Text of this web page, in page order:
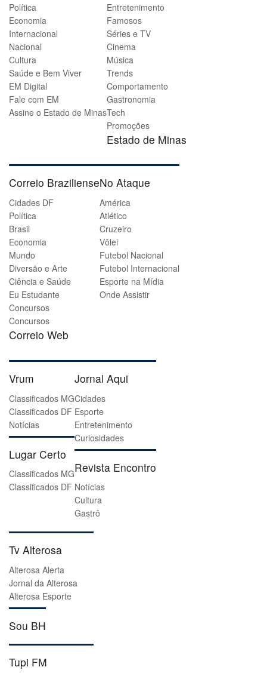
Política
Economia
Internacional
Nacional
Cultura
Saúde e Bem Viver
EM Digital
Fale com EM
Assine o Estado de Minas
Entretenimento
Famosos
Séries e TV
Cinema
Música
Trends
Comportamento
Gastronomia
Tech
Promoções
Estado de Minas
Correio Braziliense
Cidades DF
Política
Brasil
Economia
Mundo
Diversão e Arte
Ciência e Saúde
Eu Estudante
Concursos
Concursos
Correio Web
No Ataque
América
Atlético
Cruzeiro
Vôlei
Futebol Nacional
Futebol Internacional
Esporte na Mídia
Onde Assistir
Vrum
Classificados MG
Classificados DF
Notícias
Lugar Certo
Classificados MG
Classificados DF
Jornal Aqui
Cidades
Esporte
Entretenimento
Curiosidades
Revista Encontro
Notícias
Cultura
Gastrô
Tv Alterosa
Alterosa Alerta
Jornal da Alterosa
Alterosa Esporte
Sou BH
Tupi FM